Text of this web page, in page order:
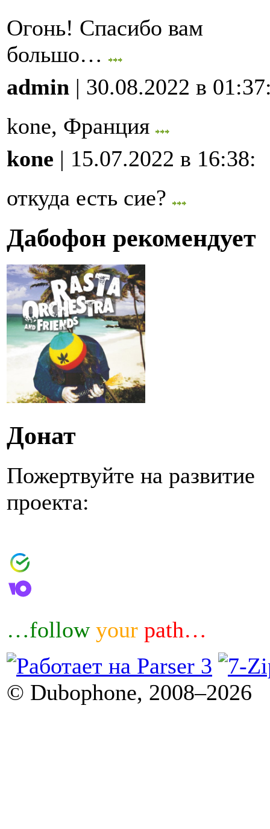
Огонь! Спасибо вам
большо…
admin | 30.08.2022 в 01:37
kone, Франция
kone | 15.07.2022 в 16:38:
откуда есть сие?
Дабофон рекомендует
Донат
Пожертвуйте на развитие
проекта:
…follow your path…
© Dubophone, 2008–2026